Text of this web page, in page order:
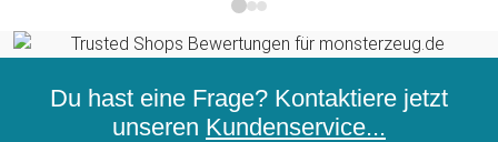
Du hast eine Frage? Kontaktiere jetzt
unseren Kundenservice...